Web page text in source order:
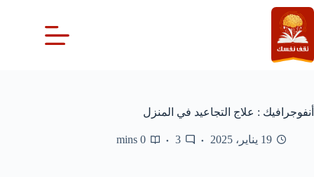
التجاوز
إلى
المحتوى
أنفوجرافيك : علاج التجاعيد في المنزل
19 يناير، 2025 3
0 mins